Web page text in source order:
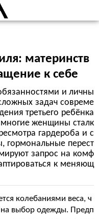
материнств
к себе
и личны
задач совреме
третьего ребёнка
женщины сталк
гардероба и с
гормональные перест
запрос на комф
к меняющ
колебаниями веса, ч
на выбор одежды. Предп